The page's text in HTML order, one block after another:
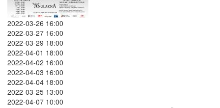
2022-03-26 16:00
2022-03-27 16:00
2022-03-29 18:00
2022-04-01 18:00
2022-04-02 16:00
2022-04-03 16:00
2022-04-04 18:00
2022-03-25 13:00
2022-04-07 10:00